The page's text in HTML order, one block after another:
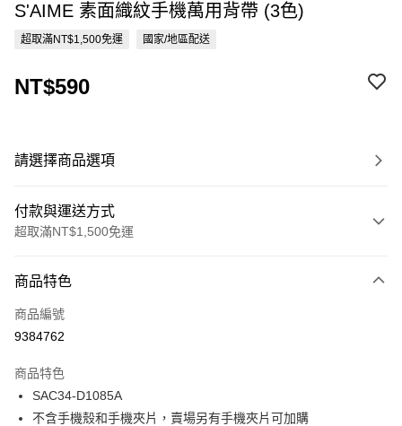
S'AIME 素面織紋手機萬用背帶 (3色)
超取滿NT$1,500免運 國家/地區配送
NT$590
請選擇商品選項
付款與運送方式
超取滿NT$1,500免運
信用卡一次付款
超商取貨付款
Apple Pay
商品特色
商品編號
9384762
商品特色
SAC34-D1085A
不含手機殼和手機夾片，賣場另有手機夾片可加購